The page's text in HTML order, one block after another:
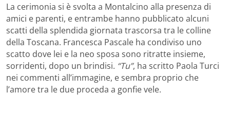
La cerimonia si è svolta a Montalcino alla presenza di
amici e parenti, e entrambe hanno pubblicato alcuni
scatti della splendida giornata trascorsa tra le colline
della Toscana. Francesca Pascale ha condiviso uno
scatto dove lei e la neo sposa sono ritratte insieme,
sorridenti, dopo un brindisi. “Tu”, ha scritto Paola Turci
nei commenti all’immagine, e sembra proprio che
l’amore tra le due proceda a gonfie vele.